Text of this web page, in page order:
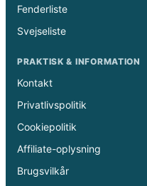
Fenderliste
Svejseliste
PRAKTISK & INFORMATION
Kontakt
Privatlivspolitik
Cookiepolitik
Affiliate-oplysning
Brugsvilkår